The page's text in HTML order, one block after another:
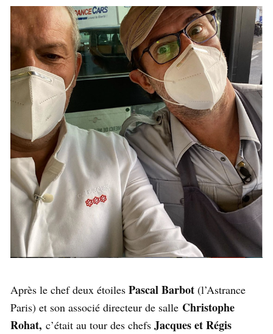
Après le chef deux étoiles Pascal Barbot (l’Astrance
Paris) et son associé directeur de salle Christophe
Rohat, c’était au tour des chefs Jacques et Régis